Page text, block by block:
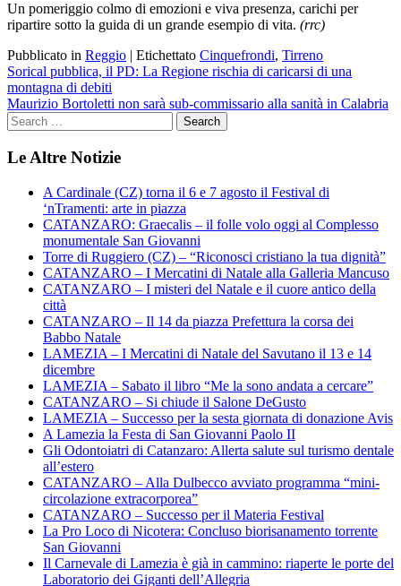
Un pomeriggio colmo di emozioni e viva presenza, carichi per
ripartire sotto la guida di un grande esempio di vita. (rrc)
Pubblicato in Reggio | Etichettato Cinquefrondi, Tirreno
Navigazione
articoli
Sorical pubblica, il PD: La Regione rischia di caricarsi di una
montagna di debiti
Maurizio Bortoletti non sarà sub-commissario alla sanità in Calabria
Le Altre Notizie
A Cardinale (CZ) torna il 6 e 7 agosto il Festival di
‘nTramenti: arte in piazza
CATANZARO: Graecalis – il folle volo oggi al Complesso
monumentale San Giovanni
Torre di Ruggiero (CZ) – “Riconosci cristiano la tua dignità”
CATANZARO – I Mercatini di Natale alla Galleria Mancuso
CATANZARO – I misteri del Natale e il cuore antico della
città
CATANZARO – Il 14 da piazza Prefettura la corsa dei
Babbo Natale
LAMEZIA – I Mercatini di Natale del Savutano il 13 e 14
dicembre
LAMEZIA – Sabato il libro “Me la sono andata a cercare”
CATANZARO – Si chiude il Salone DeGusto
LAMEZIA – Successo per la sesta giornata di donazione Avis
A Lamezia la Festa di San Giovanni Paolo II
Gli Odontoiatri di Catanzaro: Allerta salute sul turismo dentale
all’estero
CATANZARO – Alla Dulbecco avviato programma “mini-
circolazione extracorporea”
CATANZARO – Successo per il Materia Festival
La Pro Loco di Nicotera: Concluso biorisanamento torrente
San Giovanni
Il Carnevale di Lamezia è già in cammino: riaperte le porte del
Laboratorio dei Giganti dell’Allegria